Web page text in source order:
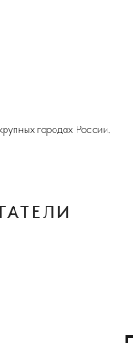
городах России.